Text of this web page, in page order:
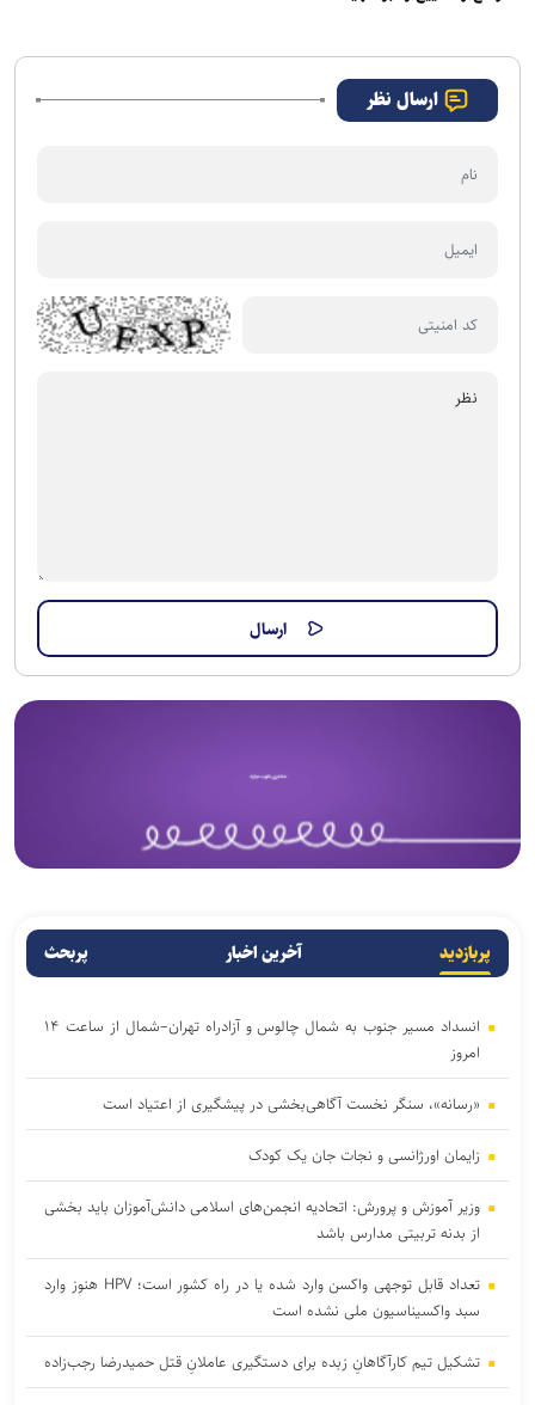
ارسال نظر
پربازدید آخرین اخبار پربحث
انسداد مسیر جنوب به شمال چالوس و آزادراه تهران–شمال از ساعت ۱۴
امروز
«رسانه»، سنگر نخست آگاهی‌بخشی در پیشگیری از اعتیاد است
زایمان اورژانسی و نجات جان یک کودک
وزیر آموزش و پرورش: اتحادیه انجمن‌های اسلامی دانش‌آموزان باید بخشی
از بدنه تربیتی مدارس باشد
تعداد قابل توجهی واکسن وارد شده یا در راه کشور است؛ HPV هنوز وارد
سبد واکسیناسیون ملی نشده است
تشکیل تیم کارآگاهانِ زبده برای دستگیری عاملانِ قتل حمیدرضا رجب‌زاده